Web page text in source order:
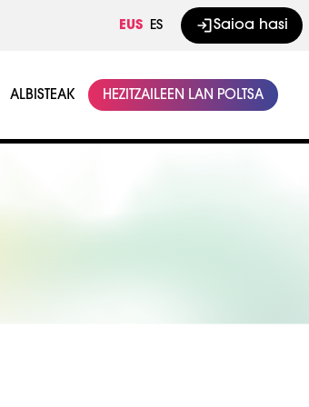
EUS ES Saioa hasi
ALBISTEAK HEZITZAILEEN LAN POLTSA